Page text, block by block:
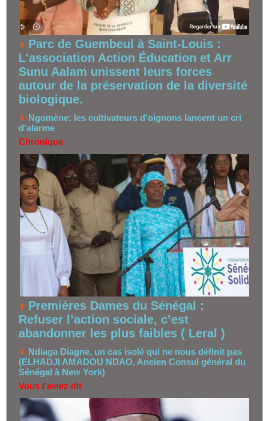
Parc de Guembeul à Saint-Louis :
L'association Action Éducation et Arr
Sunu Aalam unissent leurs forces
autour de la préservation de la diversité
biologique.
Ngomène: les cultivateurs d'oignons lancent un cri
d'alarme
Chronique
Premières Dames du Sénégal :
Refuser l’action sociale, c’est
abandonner les plus faibles ( Leral )
Ndiaga Diagne, un cas isolé qui ne nous définit pas
(ELHADJI AMADOU NDAO, Ancien Consul général du
Sénégal à New York)
Vous l'aviez dit